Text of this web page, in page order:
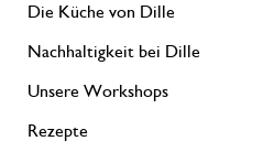
Die Küche von Dille
Nachhaltigkeit bei Dille
Unsere Workshops
Rezepte